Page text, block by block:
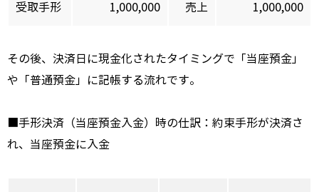
受取手形 1,000,000 売上 1,000,000
その後、決済日に現金化されたタイミングで「当座預金」
や「普通預金」に記帳する流れです。
■手形決済（当座預金入金）時の仕訳：約束手形が決済さ
れ、当座預金に入金